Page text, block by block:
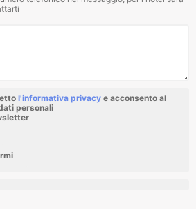
l'informativa privacy e acconsento al
personali